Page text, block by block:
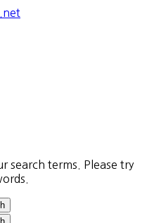
search terms. Please try